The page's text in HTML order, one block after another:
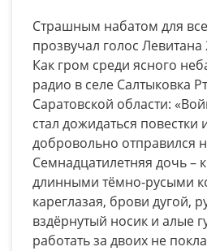
Страшным набатом для
прозвучал голос
Как гром среди ясного
радио в селе Салтыковка
Саратовской области:
стал дожидаться повестки
добровольно отправился
Семнадцатилетняя дочь –
длинными тёмно-русыми
кареглазая, брови дугой,
вздёрнутый носик и алые
работать за двоих не